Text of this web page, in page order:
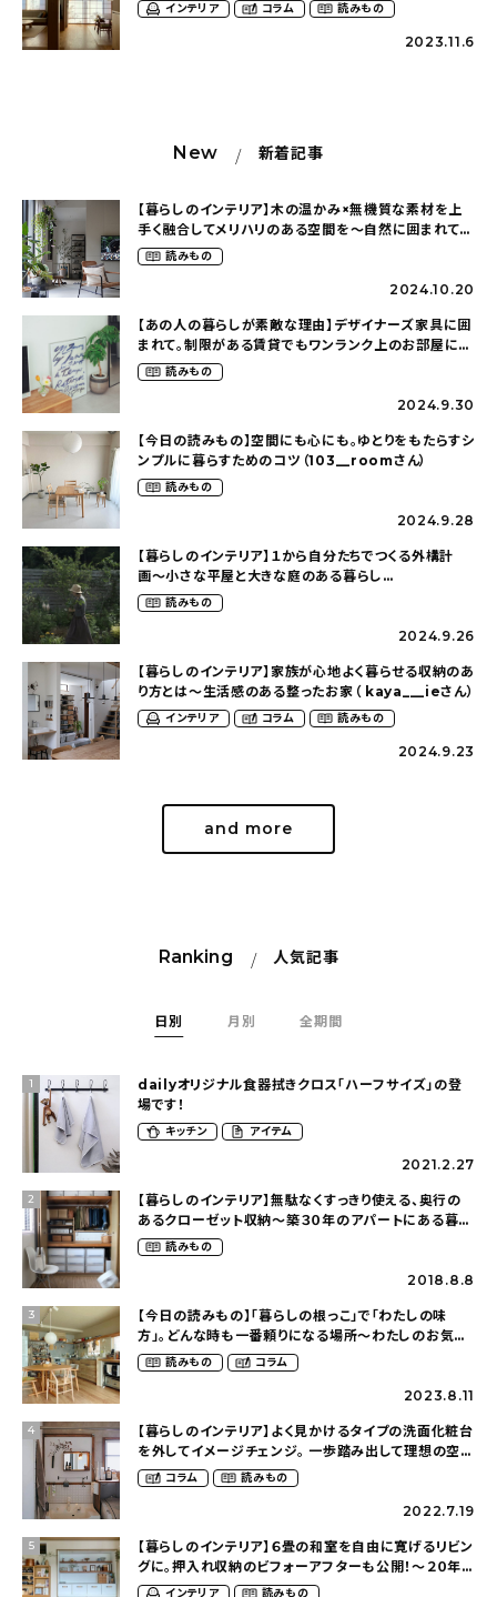
インテリア コラム 読みもの
2023.11.6
New 新着記事
【暮らしのインテリア】木の温かみ×無機質な素材を上
手く融合してメリハリのある空間を〜自然に囲まれて暮
らす（ki_no_ieさん）
読みもの
2024.10.20
【あの人の暮らしが素敵な理由】デザイナーズ家具に囲
まれて。制限がある賃貸でもワンランク上のお部屋に〜
狭くても好きな暮らしのこと（_____chika708さん）
読みもの
2024.9.30
【今日の読みもの】空間にも心にも。ゆとりをもたらすシ
ンプルに暮らすためのコツ（103__roomさん）
読みもの
2024.9.28
【暮らしのインテリア】１から自分たちでつくる外構計
画〜小さな平屋と大きな庭のある暮らし
（tsumikiniwaさん）
読みもの
2024.9.26
【暮らしのインテリア】家族が心地よく暮らせる収納のあ
り方とは〜生活感のある整ったお家（ kaya___ieさん）
インテリア コラム 読みもの
2024.9.23
and more
Ranking 人気記事
日別 月別 全期間
1
dailyオリジナル食器拭きクロス「ハーフサイズ」の登
場です！
キッチン アイテム
2021.2.27
2
【暮らしのインテリア】無駄なくすっきり使える、奥行の
あるクローゼット収納〜築３０年のアパートにある暮ら
し（mari_ppe_さん）
読みもの
2018.8.8
3
【今日の読みもの】「暮らしの根っこ」で「わたしの味
方」。どんな時も一番頼りになる場所〜わたしのお気に
入りのキッチン（posocotoさん）
読みもの コラム
2023.8.11
4
【暮らしのインテリア】よく見かけるタイプの洗面化粧台
を外してイメージチェンジ。 一歩踏み出して理想の空間
へ〜築１２年の建売住宅をDIYする暮らし
（asasa0509さん）
コラム 読みもの
2022.7.19
5
【暮らしのインテリア】６畳の和室を自由に寛げるリビン
グに。押入れ収納のビフォーアフターも公開！〜２０年
間住む賃貸アパートを慈しむ暮らし
インテリア 読みもの